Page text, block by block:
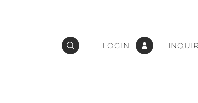
LOGIN